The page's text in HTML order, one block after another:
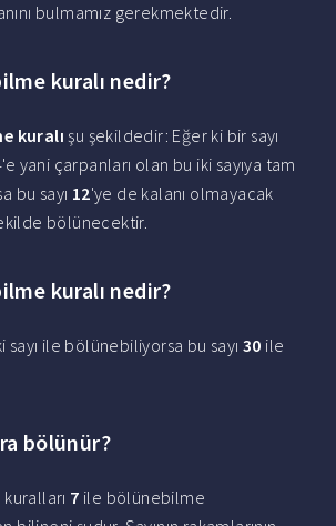
bulmamız gerekmektedir.
kuralı nedir?
kuralı şu şekildedir: Eğer ki bir sayı
yani çarpanları olan bu iki sayıya tam
bu sayı 12'ye de kalanı olmayacak
bölünecektir.
kuralı nedir?
sayı ile bölünebiliyorsa bu sayı 30 ile
bölünür?
7 ile bölünebilme